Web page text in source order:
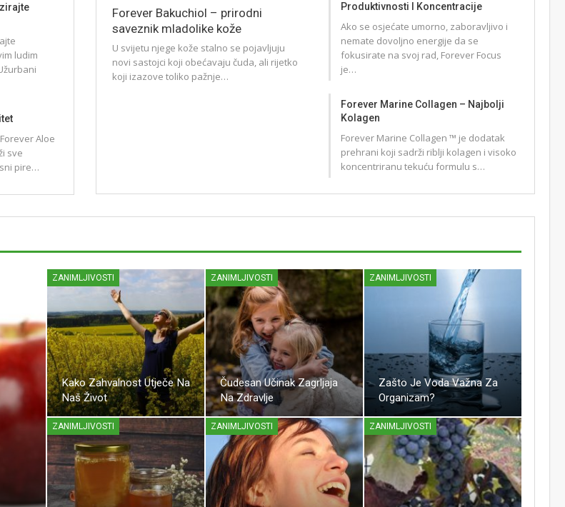
ludim
Aloe
sve
pire…
Forever Bakuchiol – prirodni
saveznik mladolike kože
U svijetu njege kože stalno se pojavljuju
novi sastojci koji obećavaju čuda, ali rijetko
koji izazove toliko pažnje…
Produktivnosti I Koncentracije
Ako se osjećate umorno, zaboravljivo i
nemate dovoljno energije da se
fokusirate na svoj rad, Forever Focus
je…
Forever Marine Collagen – Najbolji
Kolagen
Forever Marine Collagen ™ je dodatak
prehrani koji sadrži riblji kolagen i visoko
koncentriranu tekuću formulu s…
ZANIMLJIVOSTI
Kako Zahvalnost Utječe Na
Naš Život
ZANIMLJIVOSTI
Čudesan Učinak Zagrljaja
Na Zdravlje
ZANIMLJIVOSTI ZANIMLJIVOSTI
ZANIMLJIVOSTI
Zašto Je Voda Važna Za
Organizam?
ZANIMLJIVOSTI